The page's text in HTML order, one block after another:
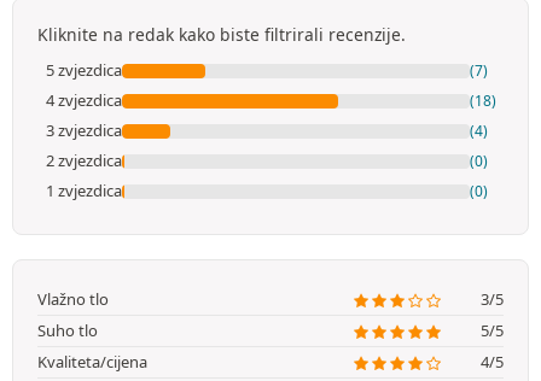
Kliknite na redak kako biste filtrirali recenzije.
5 zvjezdica (7)
4 zvjezdica (18)
3 zvjezdica (4)
2 zvjezdica (0)
1 zvjezdica (0)
Vlažno tlo
3/5
Suho tlo
5/5
Kvaliteta/cijena
4/5